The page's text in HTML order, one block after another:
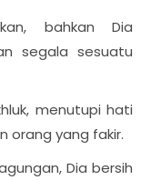
bahkan Dia
segala sesuatu
menutupi hati
orang yang fakir.
Dia bersih